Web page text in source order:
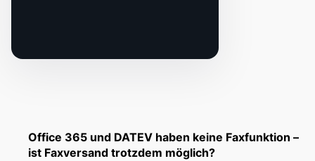
Office 365 und DATEV haben keine Faxfunktion –
ist Faxversand trotzdem möglich?